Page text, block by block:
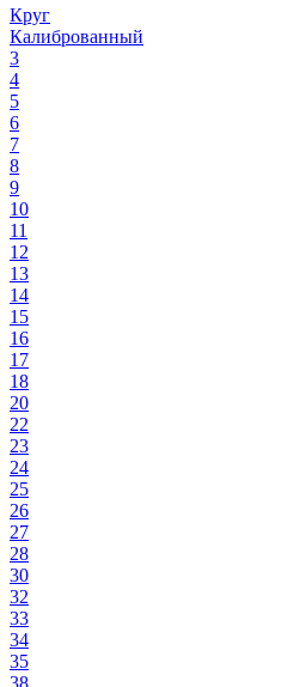
Круг
Калиброванный
3
4
5
6
7
8
9
10
11
12
13
14
15
16
17
18
20
22
23
24
25
26
27
28
30
32
33
34
35
38